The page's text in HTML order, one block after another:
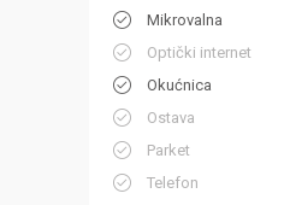
Mikrovalna
Optički internet
Okućnica
Ostava
Parket
Telefon